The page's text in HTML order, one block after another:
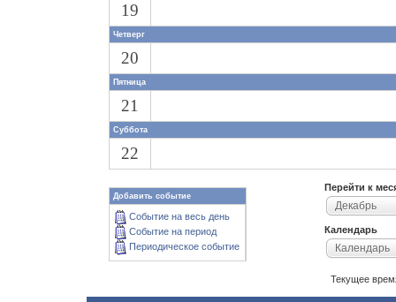
19
Четверг
20
Пятница
21
Суббота
22
Добавить событие
Событие на весь день
Событие на период
Периодическое событие
Перейти к
Декабрь
Календарь
Календарь
Текущее